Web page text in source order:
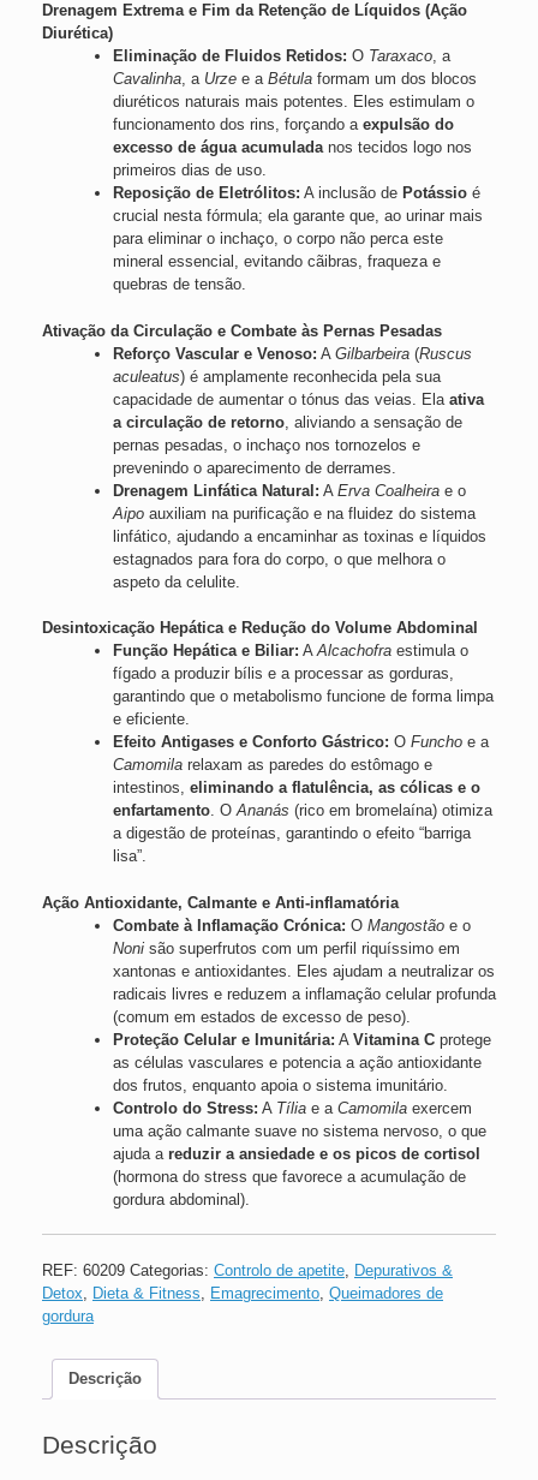
Drenagem Extrema e Fim da Retenção de Líquidos (Ação
Diurética)
Eliminação de Fluidos Retidos: O Taraxaco, a
Cavalinha, a Urzee a Bétulaformam um dos blocos
diuréticos naturais mais potentes. Eles estimulam o
funcionamento dos rins, forçando a expulsão do
excesso de água acumuladanos tecidos logo nos
primeiros dias de uso.
Reposição de Eletrólitos: A inclusão de Potássioé
crucial nesta fórmula; ela garante que, ao urinar mais
para eliminar o inchaço, o corpo não perca este
mineral essencial, evitando cãibras, fraqueza e
quebras de tensão.
Ativação da Circulação e Combate às Pernas Pesadas
Reforço Vascular e Venoso: A Gilbarbeira(Ruscus
aculeatus) é amplamente reconhecida pela sua
capacidade de aumentar o tónus das veias. Ela ativa
a circulação de retorno, aliviando a sensação de
pernas pesadas, o inchaço nos tornozelos e
prevenindo o aparecimento de derrames.
Drenagem Linfática Natural: A Erva Coalheirae o
Aipoauxiliam na purificação e na fluidez do sistema
linfático, ajudando a encaminhar as toxinas e líquidos
estagnados para fora do corpo, o que melhora o
aspeto da celulite.
Desintoxicação Hepática e Redução do Volume Abdominal
Função Hepática e Biliar: AAlcachofraestimula o
fígado a produzir bílis e a processar as gorduras,
garantindo que o metabolismo funcione de forma limpa
e eficiente.
Efeito Antigases e Conforto Gástrico: O Funchoe a
Camomilarelaxam as paredes do estômago e
intestinos, eliminando a flatulência, as cólicas e o
enfartamento. OAnanás (rico em bromelaína) otimiza
a digestão de proteínas, garantindo o efeito “barriga
lisa”.
Ação Antioxidante, Calmante e Anti-inflamatória
Combate à Inflamação Crónica: O Mangostãoe o
Nonisão superfrutos com um perfil riquíssimo em
xantonas e antioxidantes. Eles ajudam a neutralizar os
radicais livres e reduzem a inflamação celular profunda
(comum em estados de excesso de peso).
Proteção Celular e Imunitária: A Vitamina Cprotege
as células vasculares e potencia a ação antioxidante
dos frutos, enquanto apoia o sistema imunitário.
Controlo do Stress: A Tíliae a Camomilaexercem
uma ação calmante suave no sistema nervoso, o que
ajuda a reduzir a ansiedade e os picos de cortisol
(hormona do stress que favorece a acumulação de
gordura abdominal).
REF: 60209 Categorias: Controlo de apetite Depurativos &
Detox
Dieta & Fitness Emagrecimento Queimadores de
gordura
Descrição
Descrição